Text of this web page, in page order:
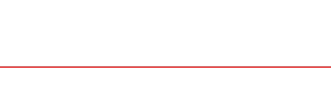
ein
als neue wichtige Zone
der Gesprächsdaten direkt in Brand Intelligence umwandelt
für Werkzeuge und Formen